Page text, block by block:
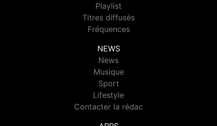
Playlist
Titres diffusés
Fréquences
NEWS
News
Musique
Sport
Lifestyle
Contacter la rédac